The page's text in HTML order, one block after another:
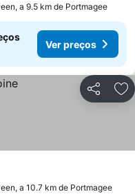
a 9.5 km de Portmagee
Ver preços
Partilhar
a 10.7 km de Portmagee